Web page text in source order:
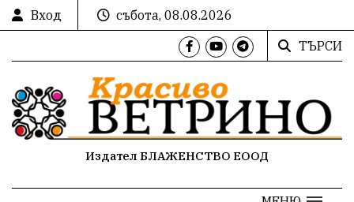
Вход
събота, 08.08.2026
ТЪРСИ
Издател БЛАЖЕНСТВО ЕООД